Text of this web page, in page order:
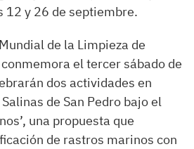
12 y 26 de septiembre.
de la Limpieza de
el tercer sábado de
dos actividades en
de San Pedro bajo el
una propuesta que
de rastros marinos con